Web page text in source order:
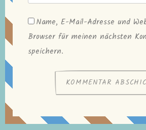
Name, E-Mail-Adresse und
Browser für meinen nächsten
speichern.